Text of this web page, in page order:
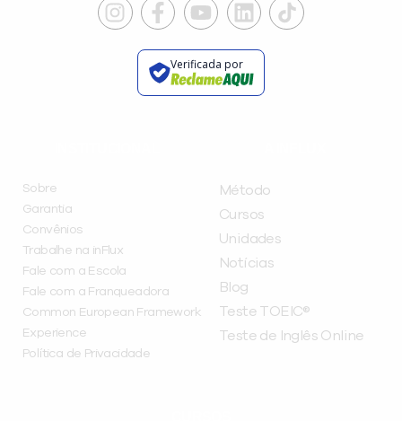
Verificada por
Sobre
Garantia
Convênios
Trabalhe na inFlux
Fale com a Escola
Fale com a Franqueadora
Common European Framework
Experience
Política de Privacidade
Método
Cursos
Unidades
Notícias
Blog
Teste TOEIC®
Teste de Inglês Online